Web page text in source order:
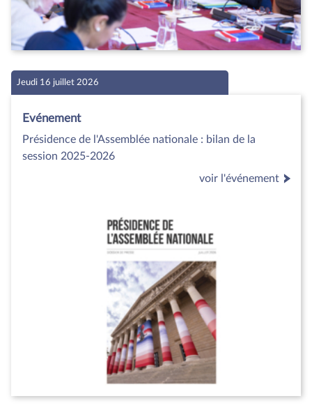
Jeudi 16 juillet 2026
Evénement
Présidence de l'Assemblée nationale : bilan de la
session 2025-2026
voir l'événement